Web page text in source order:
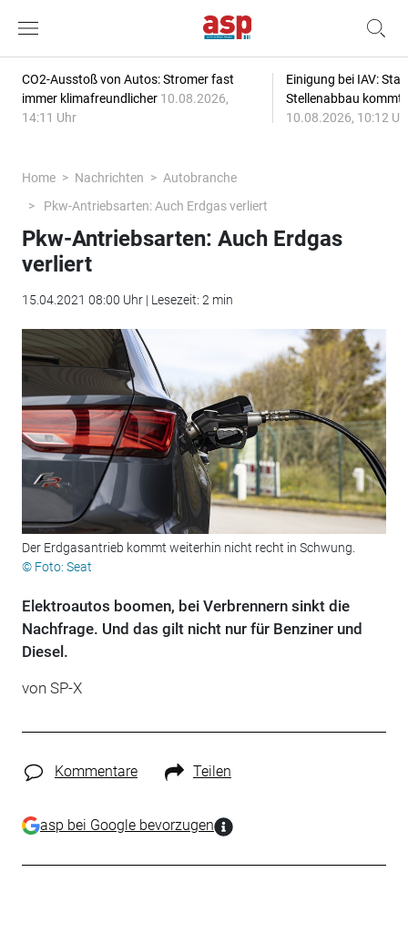
CO2-Ausstoß von Autos: Stromer fast
immer klimafreundlicher 10.08.2026,
14:11 Uhr
Einigung bei IAV:
Stellenabbau kommt
10.08.2026, 10:12
Home Nachrichten
Autobranche
Pkw-Antriebsarten: Auch Erdgas verliert
Pkw-Antriebsarten: Auch Erdgas
verliert
15.04.2021 08:00 Uhr | Lesezeit: 2 min
Der Erdgasantrieb kommt weiterhin nicht recht in Schwung.
© Foto: Seat
Elektroautos boomen, bei Verbrennern sinkt die
Nachfrage. Und das gilt nicht nur für Benziner und
Diesel.
von SP-X
Kommentare Teilen
asp bei Google bevorzugen